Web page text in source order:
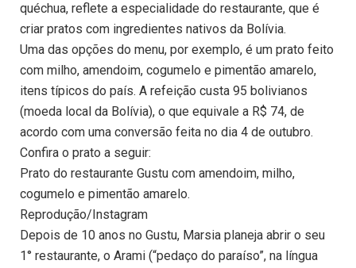
quéchua, reflete a especialidade do restaurante, que é
criar pratos com ingredientes nativos da Bolívia.
Uma das opções do menu, por exemplo, é um prato feito
com milho, amendoim, cogumelo e pimentão amarelo,
itens típicos do país. A refeição custa 95 bolivianos
(moeda local da Bolívia), o que equivale a R$ 74, de
acordo com uma conversão feita no dia 4 de outubro.
Confira o prato a seguir:
Prato do restaurante Gustu com amendoim, milho,
cogumelo e pimentão amarelo.
Reprodução/Instagram
Depois de 10 anos no Gustu, Marsia planeja abrir o seu
1° restaurante, o Arami (“pedaço do paraíso”, na língua